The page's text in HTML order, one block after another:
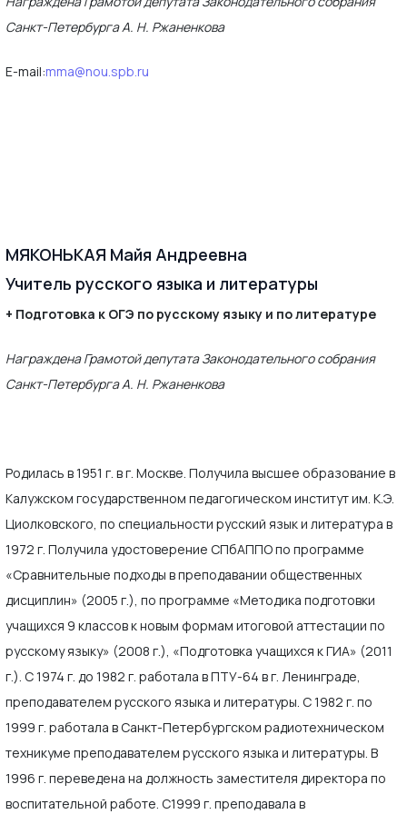
Санкт-Петербурга А. Н. Ржаненкова
E-mail:mma@nou.spb.ru
МЯКОНЬКАЯ Майя Андреевна
Учитель русского языка и литературы
+ Подготовка к ОГЭ по русскому языку и по литературе
Награждена Грамотой депутата Законодательного собрания
Санкт-Петербурга А. Н. Ржаненкова
Родилась в 1951 г. в г. Москве. Получила высшее образование в
Калужском государственном педагогическом институт им. К.Э.
Циолковского, по специальности русский язык и литература в
1972 г. Получила удостоверение СПбАППО по программе
«Сравнительные подходы в преподавании общественных
дисциплин» (2005 г.), по программе «Методика подготовки
учащихся 9 классов к новым формам итоговой аттестации по
русскому языку» (2008 г.), «Подготовка учащихся к ГИА» (2011
г.). С 1974 г. до 1982 г. работала в ПТУ-64 в г. Ленинграде,
преподавателем русского языка и литературы. С 1982 г. по
1999 г. работала в Санкт-Петербургском радиотехническом
техникуме преподавателем русского языка и литературы. В
1996 г. переведена на должность заместителя директора по
воспитательной работе. С1999 г. преподавала в